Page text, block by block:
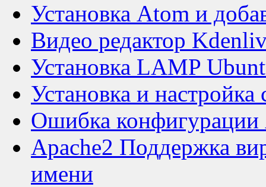
Установка Atom и
Видео редактор
Установка LAMP
Установка и настройка
Ошибка конфигурации
Apache2 Поддержка
имени